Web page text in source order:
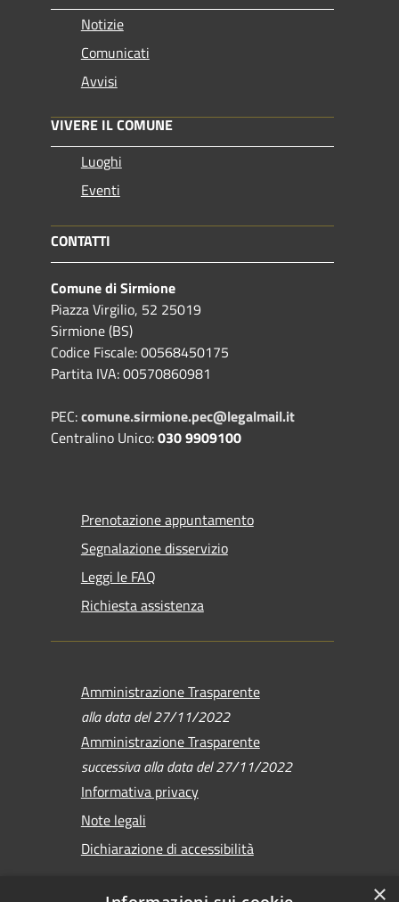
Notizie
Comunicati
Avvisi
VIVERE IL COMUNE
Luoghi
Eventi
CONTATTI
Comune di Sirmione
Piazza Virgilio, 52 25019
Sirmione (BS)
Codice Fiscale: 00568450175
Partita IVA: 00570860981
PEC:comune.sirmione.pec@legalmail.it
Centralino Unico:030 9909100
Prenotazione appuntamento
Segnalazione disservizio
Leggi le FAQ
Richiesta assistenza
Amministrazione Trasparente
alla data del 27/11/2022
Amministrazione Trasparente
successiva alla data del 27/11/2022
Informativa privacy
Note legali
Dichiarazione di accessibilità
×